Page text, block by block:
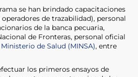
se han brindado capacitaciones
de trazabilidad), personal
de la banca pecuaria,
de Fronteras, personal oficial
Ministerio de Salud (MINSA), entre
los primeros ensayos de